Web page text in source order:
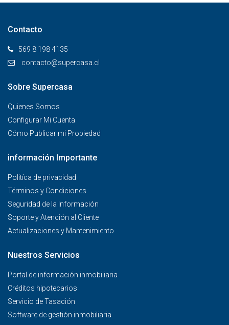
Contacto
569 8 198 4135
contacto@supercasa.cl
Sobre Supercasa
Quienes Somos
Configurar Mi Cuenta
Cómo Publicar mi Propiedad
información Importante
Politíca de privacidad
Términos y Condiciones
Seguridad de la Información
Soporte y Atención al Cliente
Actualizaciones y Mantenimiento
Nuestros Servicios
Portal de información inmobiliaria
Créditos hipotecarios
Servicio de Tasación
Software de gestión inmobiliaria